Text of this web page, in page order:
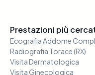
Prestazioni più
Ecografia Addome
Radiografia Torace (RX)
Visita Dermatologica
Visita Ginecologica